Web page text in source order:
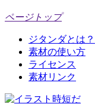
ページトップ
ジタンダとは？
素材の使い方
ライセンス
素材リンク